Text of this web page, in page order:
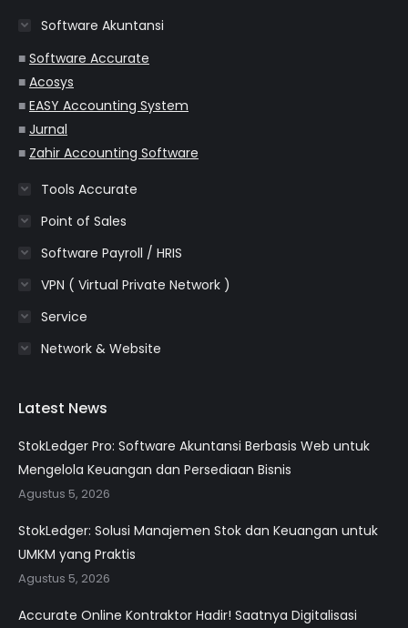
new
window
new
window
new
window
new
window
new
window
Software Akuntansi
■ Software Accurate
■ Acosys
■ EASY Accounting System
■ Jurnal
■ Zahir Accounting Software
Tools Accurate
Point of Sales
Software Payroll / HRIS
VPN ( Virtual Private Network )
Service
Network & Website
Latest News
StokLedger Pro: Software Akuntansi Berbasis Web untuk
Mengelola Keuangan dan Persediaan Bisnis
Agustus 5, 2026
StokLedger: Solusi Manajemen Stok dan Keuangan untuk
UMKM yang Praktis
Agustus 5, 2026
Accurate Online Kontraktor Hadir! Saatnya Digitalisasi